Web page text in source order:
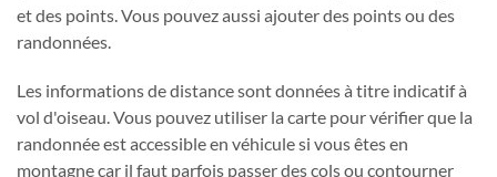
et des points. Vous pouvez aussi ajouter des points ou des
randonnées.
Les informations de distance sont données à titre indicatif à
vol d'oiseau. Vous pouvez utiliser la carte pour vérifier que la
randonnée est accessible en véhicule si vous êtes en
montagne car il faut parfois passer des cols ou contourner